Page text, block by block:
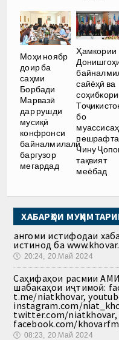
Моҳи ноябр
доир ба
саҳми
Борбади
Марвазӣ
дар рушди
мусиқӣ
конфронси
байналмилалӣ
баргузор
мегардад
Ҳамкории
сайёҳӣ ва
бо
Чину
тақвият
меёбад
ХАБАРҲОИ
Ҳангоми истифодаи
истинод ба
🕔 20:24, 20.Май 2024
Саҳифаҳои расмии
шабакаҳои иҷтимоӣ:
t.me/niatkhovar,
instagram.com/
twitter.com/niatkhovar,
facebook.com/
🕔 08:23, 20.Май 2024